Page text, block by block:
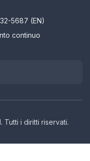
5687 (EN)
continuo
Tutti i diritti riservati.